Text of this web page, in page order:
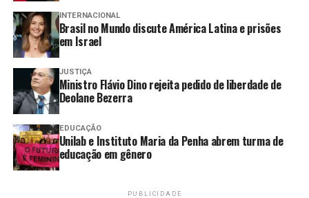
A resposta institucional da Câmara ocorre após o caso
de Itumbiara (GO) em fevereiro deste ano. O ex-
secretário do Governo do município, Thales Machado,
matou os próprios filhos, na residência onde morava,
para causar sofrimento à mãe das duas crianças de 8 e
12 anos, Sarah Araújo. Após cometer os crimes, ele tirou
a própria vida.
Segundo a relatora da matéria, a deputada Silvye Alves,
INTERNACIONAL
Brasil no Mundo discute América Latina e prisões
em Israel
JUSTIÇA
Ministro Flávio Dino rejeita pedido de liberdade de
Deolane Bezerra
EDUCAÇÃO
Unilab e Instituto Maria da Penha abrem turma de
educação em gênero
PUBLICIDADE